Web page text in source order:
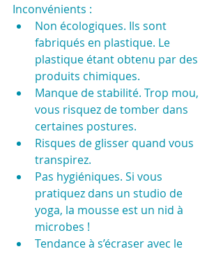
Inconvénients :
Non écologiques. Ils sont
fabriqués en plastique. Le
plastique étant obtenu par des
produits chimiques.
Manque de stabilité. Trop mou,
vous risquez de tomber dans
certaines postures.
Risques de glisser quand vous
transpirez.
Pas hygiéniques. Si vous
pratiquez dans un studio de
yoga, la mousse est un nid à
microbes !
Tendance à s’écraser avec le